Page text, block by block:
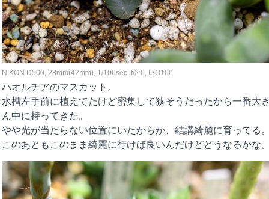
NIKON D500, 28mm(42mm), 1/100sec, f/2.0, ISO100
ハオルチアのマスカット。
水槽左手前に植えてたけど密集して狭そうだったから一番大
ん中に持ってきた。
やや光が当たらない位置にいたからか、結講綺麗に育ってる
このあともこのまま綺麗に行けば良いんだけどどうなるかな